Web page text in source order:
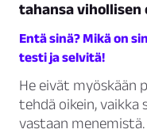
tahansa vihollisen
Entä sinä? Mikä on
testi ja selvitä!
He eivät myöskään
tehdä oikein,
vastaan menemistä.